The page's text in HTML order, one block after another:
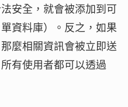
安全，就會被添加到可
資料庫）。反之，如果
麼相關資訊會被立即送
有使用者都可以透過